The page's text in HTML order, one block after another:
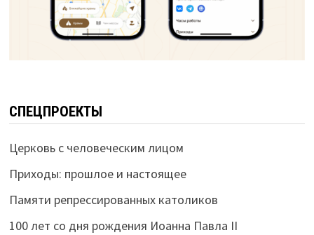
СПЕЦПРОЕКТЫ
Церковь с человеческим лицом
Приходы: прошлое и настоящее
Памяти репрессированных католиков
100 лет со дня рождения Иоанна Павла II